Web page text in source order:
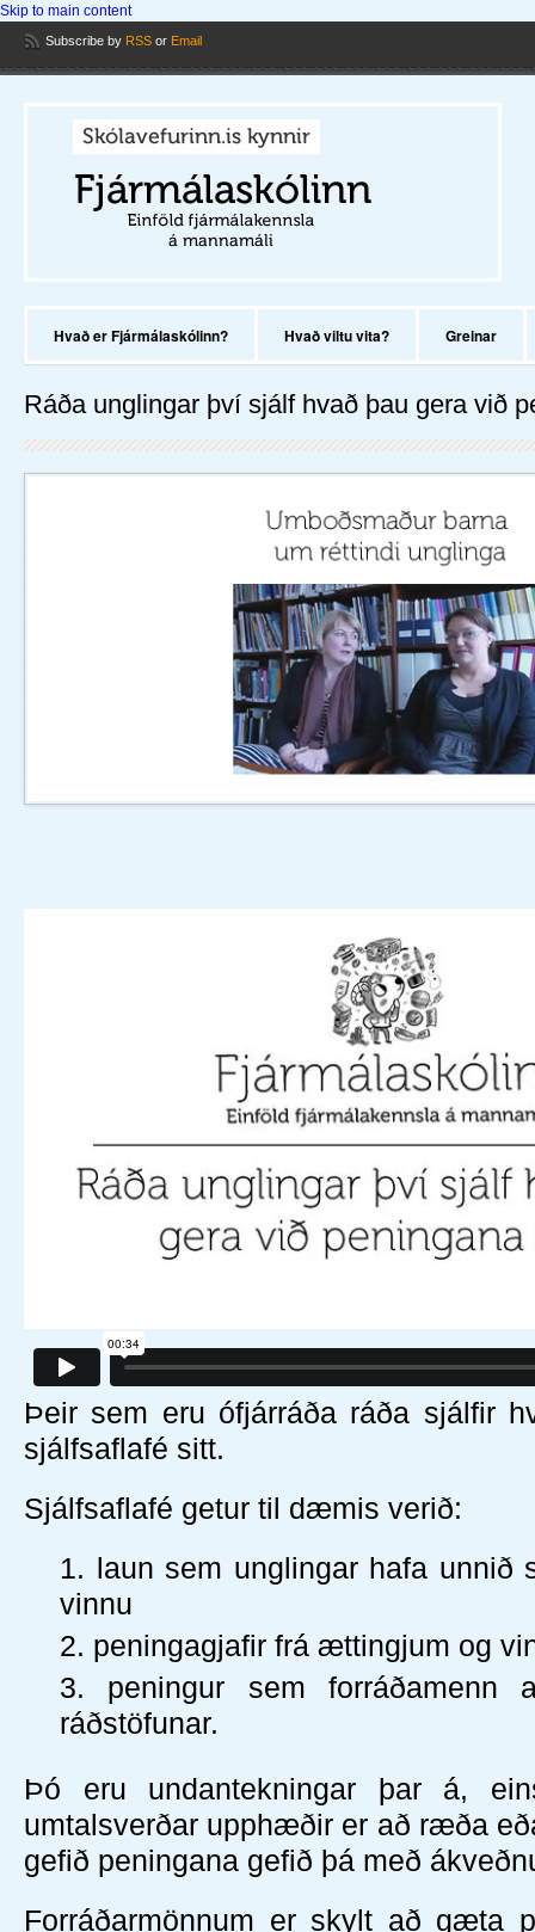
Skip to main content
Subscribe by RSS or Email
Hvað er Fjármálaskólinn? Hvað viltu vita? Greinar
Ráða unglingar því sjálf hvað þau gera við
Þeir sem eru ófjárráða ráða sjálfir
sjálfsaflafé sitt.
Sjálfsaflafé getur til dæmis verið:
laun sem unglingar hafa unnið
vinnu
peningagjafir frá ættingjum og
peningur sem forráðamenn
ráðstöfunar.
Þó eru undantekningar þar á,
umtalsverðar upphæðir er að ræða
gefið peningana gefið þá með
Forráðarmönnum er skylt að gæta